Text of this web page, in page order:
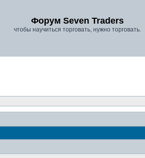
Форум Seven Traders
чтобы научиться торговать, нужно торговать.